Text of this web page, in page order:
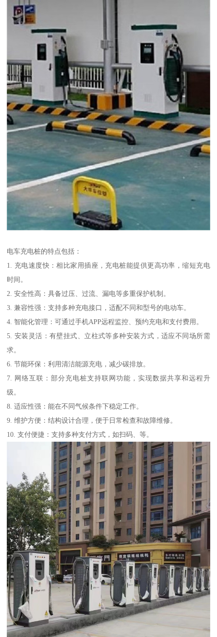
电车充电桩的特点包括：
1. 充电速度快：相比家用插座，充电桩能提供更高功率，缩短充电
时间。
2. 安全性高：具备过压、过流、漏电等多重保护机制。
3. 兼容性强：支持多种充电接口，适配不同和型号的电动车。
4. 智能化管理：可通过手机APP远程监控、预约充电和支付费用。
5. 安装灵活：有壁挂式、立柱式等多种安装方式，适应不同场所需
求。
6. 节能环保：利用清洁能源充电，减少碳排放。
7. 网络互联：部分充电桩支持联网功能，实现数据共享和远程升
级。
8. 适应性强：能在不同气候条件下稳定工作。
9. 维护方便：结构设计合理，便于日常检查和故障维修。
10. 支付便捷：支持多种支付方式，如扫码、等。